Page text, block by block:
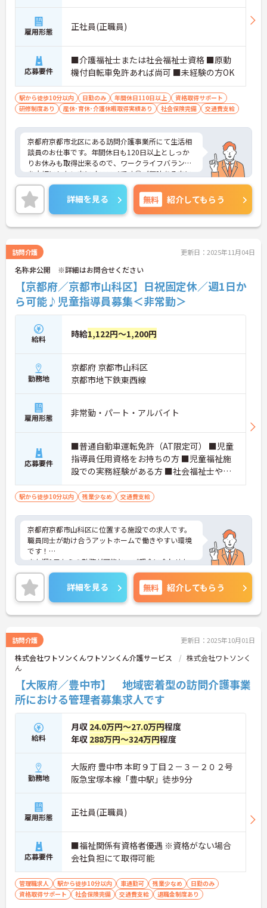
雇用形態 正社員(正職員)
応募要件
■介護福祉士または社会福祉士資格 ■原動
機付自転車免許あれば尚可 ■未経験の方OK
駅から徒歩10分以内 日勤のみ 年間休日110日以上
資格取得サポート
研修制度あり
産休･育休･介護休暇取得実績あり 社会保険完備 交通費支給
京都府京都市北区にある訪問介護事業所にて生活相
談員のお仕事です。年間休日も120日以上としっか
りお休みも取得出来るので、ワークライフバランス
を大切にしたい方にオススメです◎ご興味ある方に
は、面接対策ポイントなど、さらに詳細をお話しい
たしますのでお気軽にご相談ください。
詳細を見る 無料 紹介してもらう
訪問介護 更新日：2025年11月04日
名称非公開 ※詳細はお問合せください
【京都府／京都市山科区】日祝固定休／週1日か
ら可能♪児童指導員募集＜非常勤＞
給料 時給1,122円～1,200円
勤務地
京都府 京都市山科区
京都市地下鉄東西線
雇用形態 非常勤・パート・アルバイト
応募要件
■普通自動車運転免許（AT限定可） ■児童
指導員任用資格をお持ちの方 ■児童福祉施
設での実務経験がある方 ■社会福祉士や精
神保健福祉士の資格を取得している方 ■学
校教育法規定の大学又は大学院で社会福祉
部、研究科、学科、専攻を卒業されている
方 ※上記4項目いずれかお持ちの方
駅から徒歩10分以内 残業少なめ 交通費支給
京都府京都市山科区に位置する施設での求人です。
職員同士が助け合うアットホームで働きやすい環境
です！
また週1日からの勤務が可能と、ご都合に合わせた
働き方が出来ます。
非常勤でも昇給がございますので、頑張りを評価し
ていただけます。
ご興味のある方は、お気軽にお問い合わせくださ
い。
詳細を見る 無料 紹介してもらう
訪問介護 更新日：2025年10月01日
株式会社ワトソンくんワトソンくん介護サービス
株式会社ワトソンく
ん
【大阪府／豊中市】 地域密着型の訪問介護事業
所における管理者募集求人です
給料
月収 24.0万円～27.0万円程度
年収 288万円～324万円程度
勤務地
大阪府 豊中市 本町９丁目２－３－２０２号
阪急宝塚本線「豊中駅」徒歩9分
雇用形態 正社員(正職員)
応募要件
■福祉関係有資格者優遇 ※資格がない場合
会社負担にて取得可能
管理職求人 駅から徒歩10分以内 車通勤可 残業少なめ
日勤のみ
資格取得サポート
社会保険完備 交通費支給 退職金制度あり